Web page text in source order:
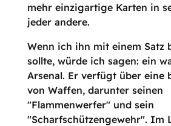
mehr einzigartige Karten in
jeder andere.
Wenn ich ihn mit einem Satz
sollte, würde ich sagen: ein
Arsenal. Er verfügt über eine
von Waffen, darunter seinen
"Flammenwerfer" und sein
"Scharfschützengewehr". Im